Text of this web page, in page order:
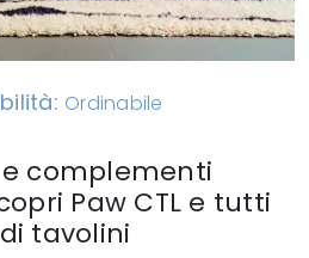
Ordinabile
complementi
Paw CTL e tutti
tavolini